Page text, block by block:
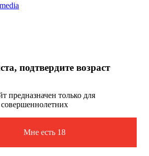
подтвердите возраст
предназначен только для
совершеннолетних
Мне есть 18